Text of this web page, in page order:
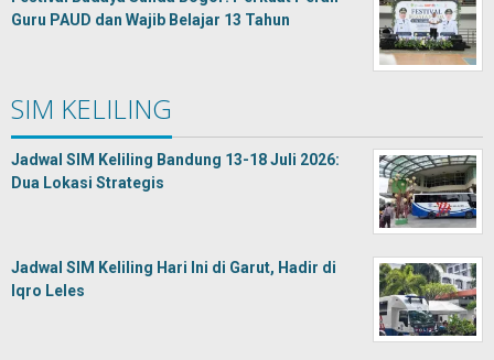
Guru PAUD dan Wajib Belajar 13 Tahun
SIM KELILING
Jadwal SIM Keliling Bandung 13-18 Juli 2026:
Dua Lokasi Strategis
Jadwal SIM Keliling Hari Ini di Garut, Hadir di
Iqro Leles